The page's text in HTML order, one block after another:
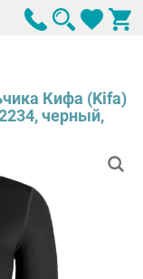
Кифа (Kifa)
черный,